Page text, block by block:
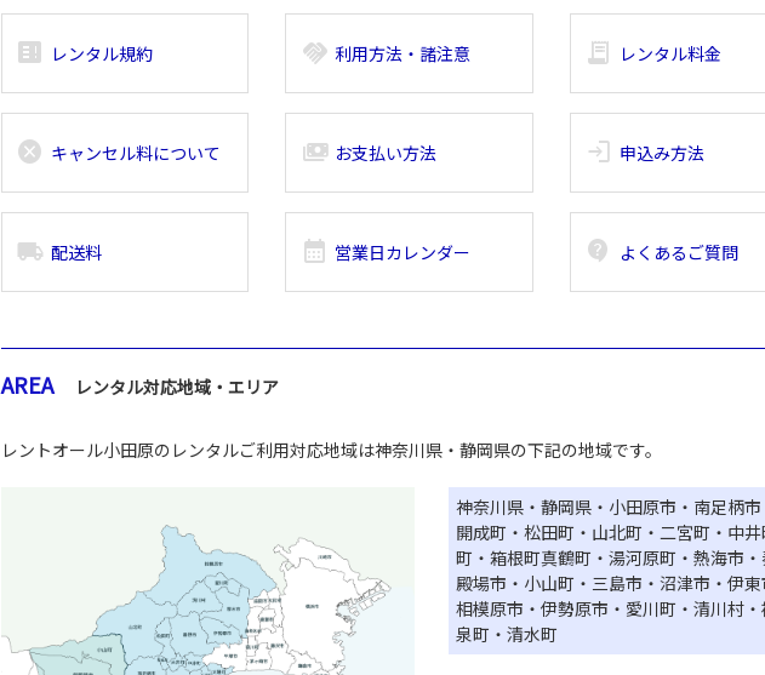
breaking_news_alt_1 レンタル規約 handshake 利用方法・諸注意 receipt_long レンタル料金
cancel キャンセル料について payments お支払い方法 login 申込み方法
local_shipping 配送料 calendar_month 営業日カレンダー contact_support よくあるご質問
AREA レンタル対応地域・エリア
レントオール小田原のレンタルご利用対応地域は神奈川県・静岡県の下記の地域です。
神奈川県・静岡県・小田原市・南足柄市
開成町・松田町・山北町・二宮町・中
町・箱根町真鶴町・湯河原町・熱海市
殿場市・小山町・三島市・沼津市・伊
相模原市・伊勢原市・愛川町・清川村
泉町・清水町